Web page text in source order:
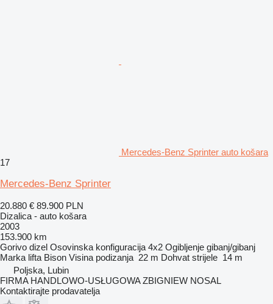
Mercedes-Benz Sprinter auto košara
17
Mercedes-Benz Sprinter
20.880 € 89.900 PLN
Dizalica - auto košara
2003
153.900 km
Gorivo dizel Osovinska konfiguracija 4x2 Ogibljenje gibanj/gibanj
Marka lifta Bison Visina podizanja 22 m Dohvat strijele 14 m
Poljska, Lubin
FIRMA HANDLOWO-USŁUGOWA ZBIGNIEW NOSAL
Kontaktirajte prodavatelja